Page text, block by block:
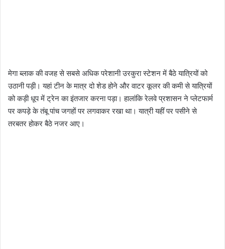
मेगा ब्लाक की वजह से सबसे अधिक परेशानी उरकुरा स्टेशन में बैठे यात्रियों को
उठानी पड़ी। यहां टीन के मात्र दो शेड होने और वाटर कूलर की कमी से यात्रियों
को कड़ी धूप में ट्रेन का इंतजार करना पड़ा। हालांकि रेलवे प्रशासन ने प्लेटफार्म
पर कपड़े के तंबू पांच जगहों पर लगवाकर रखा था। यात्री यहीं पर पसीने से
तरबतर होकर बैठे नजर आए।